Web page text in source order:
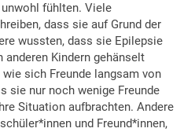
fühlten. Viele
dass sie auf Grund der
wussten, dass sie Epilepsie
anderen Kindern gehänselt
sich Freunde langsam von
sie nur noch wenige Freunde
Situation aufbrachten. Andere
und Freund*innen,